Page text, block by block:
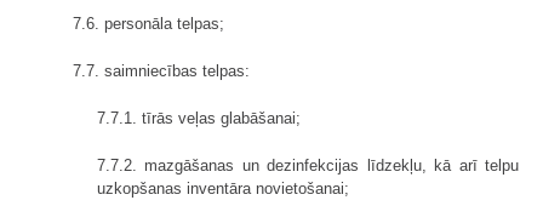
7.6. personāla telpas;
7.7. saimniecības telpas:
7.7.1. tīrās veļas glabāšanai;
7.7.2. mazgāšanas un dezinfekcijas līdzekļu, kā arī telpu
uzkopšanas inventāra novietošanai;